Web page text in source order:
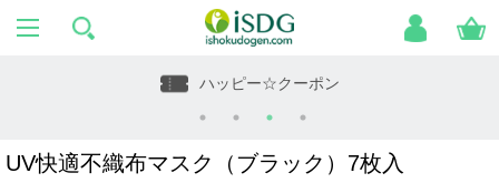
ハッピー☆クーポン
UV快適不織布マスク（ブラック）7枚入